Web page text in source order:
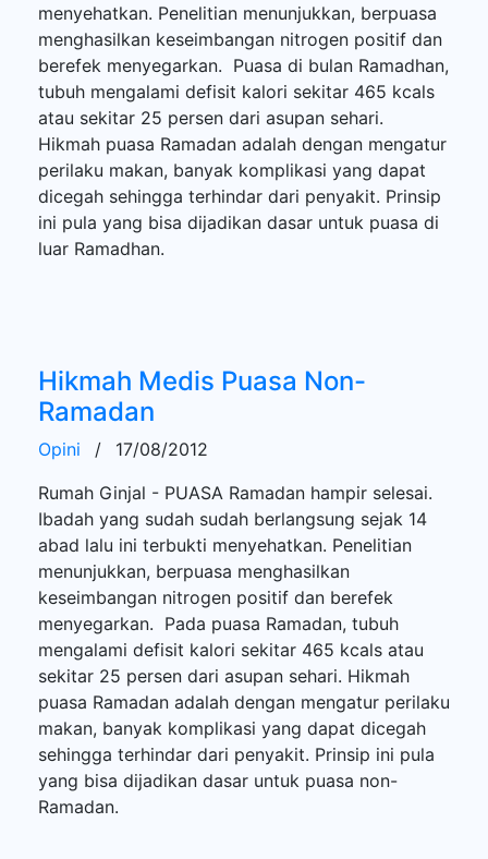
menyehatkan. Penelitian menunjukkan, berpuasa
menghasilkan keseimbangan nitrogen positif dan
berefek menyegarkan. Puasa di bulan Ramadhan,
tubuh mengalami defisit kalori sekitar 465 kcals
atau sekitar 25 persen dari asupan sehari.
Hikmah puasa Ramadan adalah dengan mengatur
perilaku makan, banyak komplikasi yang dapat
dicegah sehingga terhindar dari penyakit. Prinsip
ini pula yang bisa dijadikan dasar untuk puasa di
luar Ramadhan.
Hikmah Medis Puasa Non-
Ramadan
Opini /
17/08/2012
Rumah Ginjal - PUASA Ramadan hampir selesai.
Ibadah yang sudah sudah berlangsung sejak 14
abad lalu ini terbukti menyehatkan. Penelitian
menunjukkan, berpuasa menghasilkan
keseimbangan nitrogen positif dan berefek
menyegarkan. Pada puasa Ramadan, tubuh
mengalami defisit kalori sekitar 465 kcals atau
sekitar 25 persen dari asupan sehari. Hikmah
puasa Ramadan adalah dengan mengatur perilaku
makan, banyak komplikasi yang dapat dicegah
sehingga terhindar dari penyakit. Prinsip ini pula
yang bisa dijadikan dasar untuk puasa non-
Ramadan.